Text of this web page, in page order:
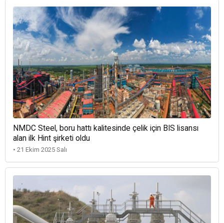
NMDC Steel, boru hattı kalitesinde çelik için BIS lisansı
alan ilk Hint şirketi oldu
• 21 Ekim 2025 Salı